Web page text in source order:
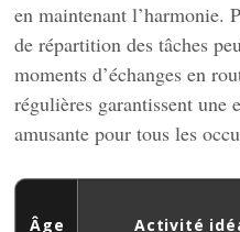
en maintenant l’harmonie.
de répartition des tâches
moments d’échanges en
régulières garantissent une
amusante pour tous les
Âge Activité